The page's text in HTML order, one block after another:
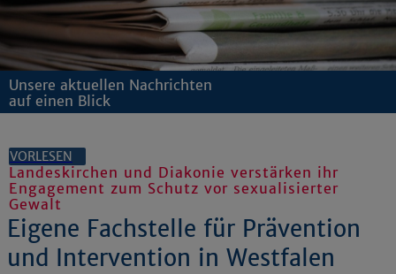
Unsere aktuellen Nachrichten
auf einen Blick
VORLESEN
Landeskirchen und Diakonie verstärken ihr
Engagement zum Schutz vor sexualisierter
Gewalt
Eigene Fachstelle für Prävention
und Intervention in Westfalen